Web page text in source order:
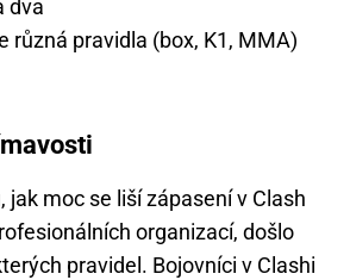
dva
různá pravidla (box, K1, MMA)
jak moc se liší zápasení v Clash
organizací, došlo
pravidel. Bojovníci v Clashi